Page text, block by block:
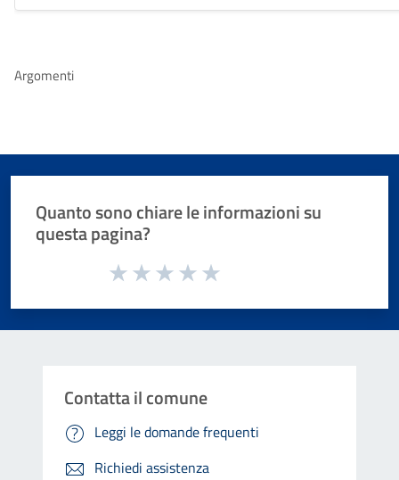
Argomenti
Quanto sono chiare le informazioni su
questa pagina?
Valuta da 1 a 5 stelle la pagina
Contatta il comune
Leggi le domande frequenti
Richiedi assistenza